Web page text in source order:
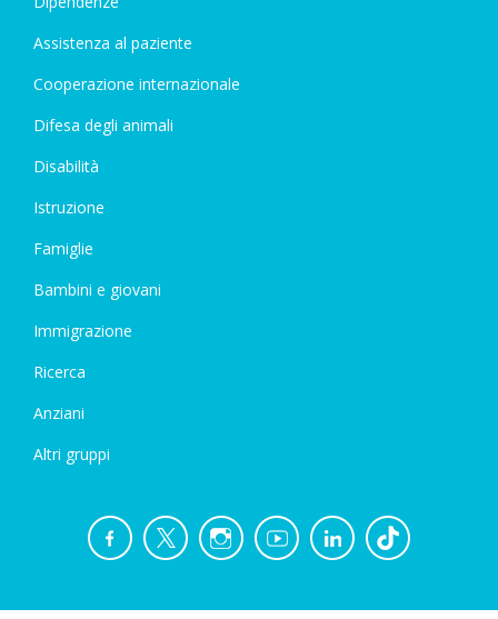
Assistenza al paziente
Cooperazione internazionale
Difesa degli animali
Disabilità
Istruzione
Famiglie
Bambini e giovani
Immigrazione
Ricerca
Anziani
Altri gruppi